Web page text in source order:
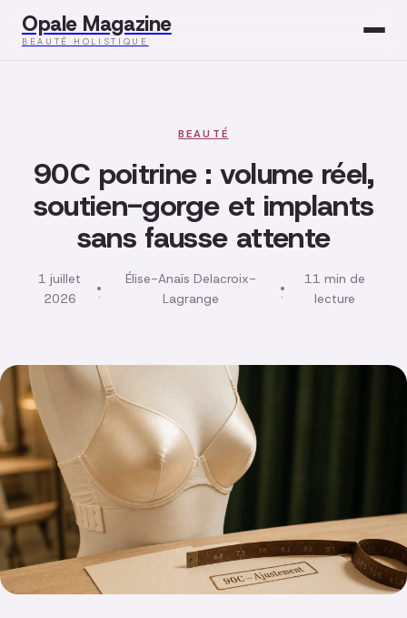
Opale Magazine
BEAUTÉ HOLISTIQUE
Mode
Développement
Bien-être
BEAUTÉ
90C poitrine : volume réel,
soutien-gorge et implants
sans fausse attente
1 juillet
2026
·
Élise-Anaïs Delacroix-
Lagrange
·
11 min de
lecture